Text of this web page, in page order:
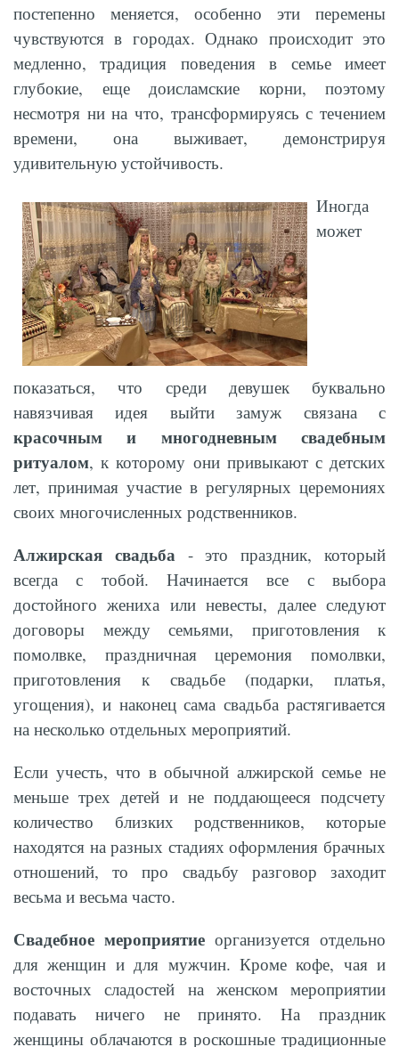
постепенно меняется, особенно эти перемены
чувствуются в городах. Однако происходит это
медленно, традиция поведения в семье имеет
глубокие, еще доисламские корни, поэтому
несмотря ни на что, трансформируясь с течением
времени, она выживает, демонстрируя
удивительную устойчивость.
Иногда
может
показаться, что среди девушек буквально
навязчивая идея выйти замуж связана с
красочным и многодневным свадебным
ритуалом, к которому они привыкают с детских
лет, принимая участие в регулярных церемониях
своих многочисленных родственников.
Алжирская свадьба - это праздник, который
всегда с тобой. Начинается все с выбора
достойного жениха или невесты, далее следуют
договоры между семьями, приготовления к
помолвке, праздничная церемония помолвки,
приготовления к свадьбе (подарки, платья,
угощения), и наконец сама свадьба растягивается
на несколько отдельных мероприятий.
Если учесть, что в обычной алжирской семье не
меньше трех детей и не поддающееся подсчету
количество близких родственников, которые
находятся на разных стадиях оформления брачных
отношений, то про свадьбу разговор заходит
весьма и весьма часто.
Свадебное мероприятие организуется отдельно
для женщин и для мужчин. Кроме кофе, чая и
восточных сладостей на женском мероприятии
подавать ничего не принято. На праздник
женщины облачаются в роскошные традиционные